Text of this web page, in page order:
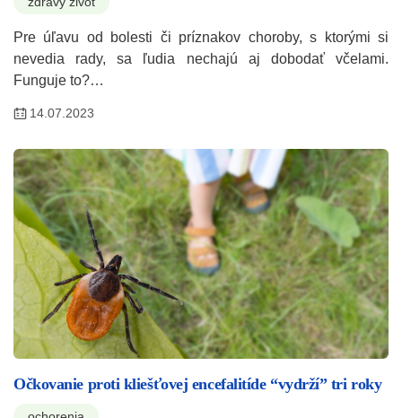
Pre úľavu od bolesti či príznakov choroby, s ktorými si
nevedia rady, sa ľudia nechajú aj dobodať včelami.
Funguje to?…
14.07.2023
Očkovanie proti kliešťovej encefalitíde “vydrží” tri roky